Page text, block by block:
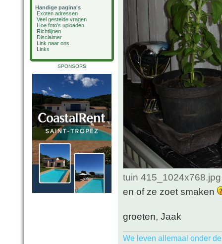
Handige pagina's
Exoten adressen
Veel gestelde vragen
Hoe foto's uploaden
Richtlijnen
Disclaimer
Link naar ons
Links
SPONSORS
tuin
en of ze zoet smaken
groeten, Jaak
We leven allemaal onder